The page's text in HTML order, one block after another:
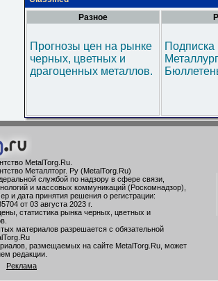
Разное
Прогнозы цен на рынке
черных, цветных и
драгоценных металлов.
MetalTorg.Ru
Металлторг. Ру (MetalTorg.Ru)
службой по надзору в сфере связи,
и массовых коммуникаций (Роскомнадзор),
и дата принятия решения о регистрации:
от 03 августа 2023 г.
статистика рынка черных, цветных и
материалов разрешается с обязательной
размещаемых на сайте MetalTorg.Ru, может
редакции.
Реклама